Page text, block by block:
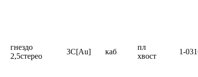
гнездо
2,5стерео
3C[Au] каб
пл
хвост
1-